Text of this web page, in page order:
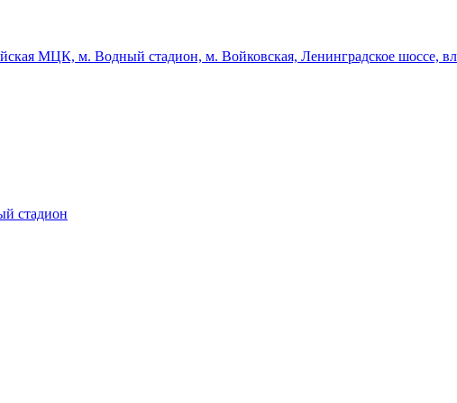
МЦК, м. Водный стадион, м. Войковская, Ленинградское шоссе,
стадион